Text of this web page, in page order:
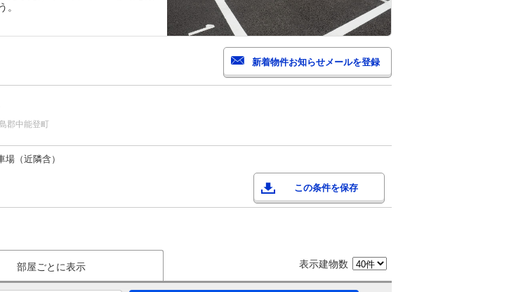
。
郡中能登町
場（近隣含）
この条件を保存
部屋ごとに表示 表示建物数